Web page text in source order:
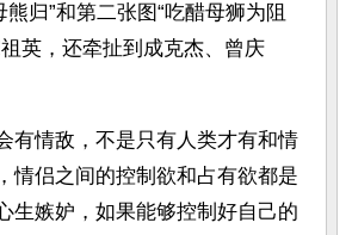
归”和第二张图“吃醋母狮为阻
英，还牵扯到成克杰、曾庆
有情敌，不是只有人类才有和情
情侣之间的控制欲和占有欲都是
生嫉妒，如果能够控制好自己的